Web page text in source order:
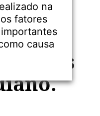
a
na
fatores
causa